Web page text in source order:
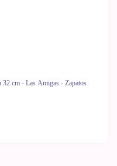
32 cm - Las Amigas - Zapatos